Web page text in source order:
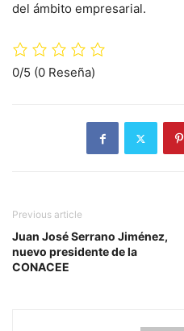
del ámbito empresarial.
0/5 (0 Reseña)
Previous article
Juan José Serrano Jiménez,
nuevo presidente de la
CONACEE